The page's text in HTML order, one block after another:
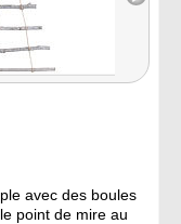
avec des boules
point de mire au